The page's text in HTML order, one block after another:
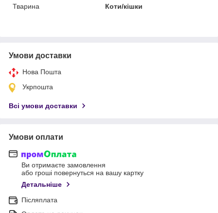
Тварина
Коти/кішки
Умови доставки
Нова Пошта
Укрпошта
Всі умови доставки
Умови оплати
Ви отримаєте замовлення
або гроші повернуться на вашу картку
Детальніше
Післяплата